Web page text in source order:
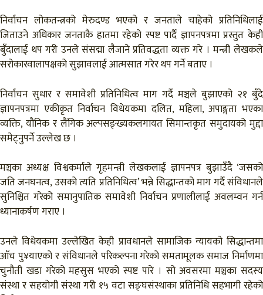
निर्वाचन लोकतन्त्रको मेरुदण्ड भएको र जनताले चाहेको प्रतिनिधिलाई
जिताउने अधिकार जनताकै हातमा रहेको स्पष्ट पार्दै ज्ञापनपत्रमा प्रस्तुत केही
बुँदालाई थप गरी उनले संसद्मा लैजाने प्रतिवद्धता व्यक्त गरे । मन्त्री लेखकले
सरोकारवालापक्षको सुझावलाई आत्मसात गरेर थप गर्ने बताए ।
निर्वाचन सुधार र समावेशी प्रतिनिधित्व माग गर्दै मञ्चले बुझाएको २१ बुँदे
ज्ञापनपत्रमा एकीकृत निर्वाचन विधेयकमा दलित, महिला, अपाङ्गता भएका
व्यक्ति, यौनिक र लैंगिक अल्पसङ्ख्यकलगायत सिमान्तकृत समुदायको मुद्दा
समेट्नुपर्ने उल्लेख छ ।
मञ्चका अध्यक्ष विश्वकर्माले गृहमन्त्री लेखकलाई ज्ञापनपत्र बुझाउँदै ‘जसको
जति जनघनत्व, उसको त्यति प्रतिनिधित्व’ भन्ने सिद्धान्तको माग गर्दै संविधानले
सुनिश्चित गरेको समानुपातिक समावेशी निर्वाचन प्रणालीलाई अवलम्वन गर्न
ध्यानाकर्षण गराए ।
उनले विधेयकमा उल्लेखित केही प्रावधानले सामाजिक न्यायको सिद्धान्तमा
आँच पु¥याएको र संविधानले परिकल्पना गरेको समतामूलक समाज निर्माणमा
चुनौती खडा गरेको महसुस भएको स्पष्ट पारे । सो अवसरमा मञ्चका सदस्य
संस्था र सहयोगी संस्था गरी १५ वटा सङ्घसंस्थाका प्रतिनिधि सहभागी रहेको